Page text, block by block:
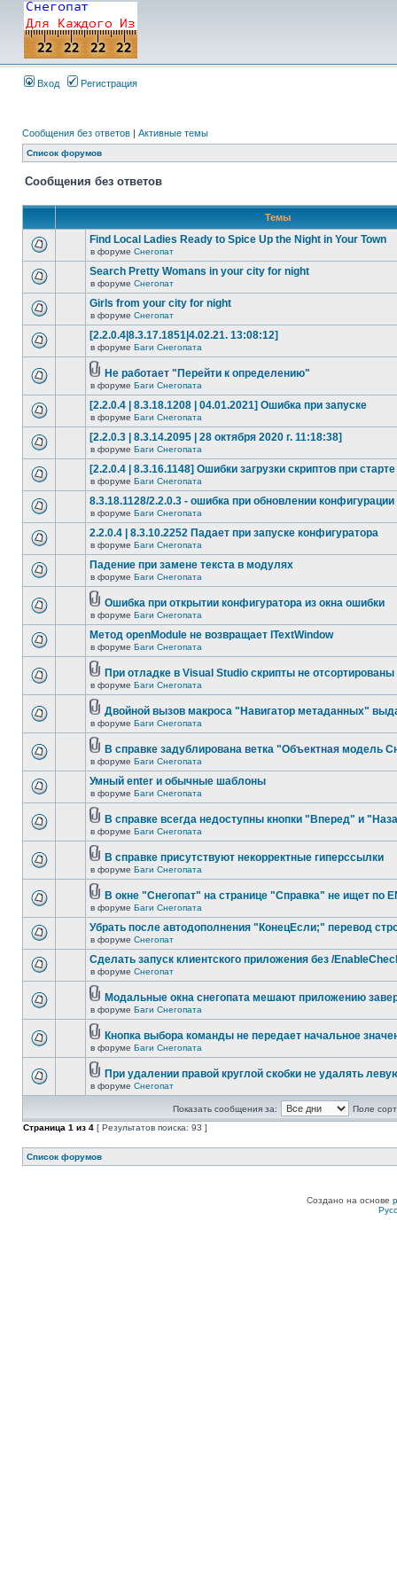
Вход Регистрация
Сообщения без ответов | Активные темы
Список форумов
Сообщения без ответов
Темы
Find Local Ladies Ready to Spice Up the Night in Your Town
в форуме Снегопат
Search Pretty Womans in your city for night
в форуме Снегопат
Girls from your city for night
в форуме Снегопат
[2.2.0.4|8.3.17.1851|4.02.21. 13:08:12]
в форуме Баги Снегопата
Не работает "Перейти к определению"
в форуме Баги Снегопата
[2.2.0.4 | 8.3.18.1208 | 04.01.2021] Ошибка при запуске
в форуме Баги Снегопата
[2.2.0.3 | 8.3.14.2095 | 28 октября 2020 г. 11:18:38]
в форуме Баги Снегопата
[2.2.0.4 | 8.3.16.1148] Ошибки загрузки скриптов при старте
в форуме Баги Снегопата
8.3.18.1128/2.2.0.3 - ошибка при обновлении конфигурации
в форуме Баги Снегопата
2.2.0.4 | 8.3.10.2252 Падает при запуске конфигуратора
в форуме Баги Снегопата
Падение при замене текста в модулях
в форуме Баги Снегопата
Ошибка при открытии конфигуратора из окна ошибки
в форуме Баги Снегопата
Метод openModule не возвращает ITextWindow
в форуме Баги Снегопата
При отладке в Visual Studio скрипты не отсортированы
в форуме Баги Снегопата
Двойной вызов макроса "Навигатор метаданных"
в форуме Баги Снегопата
В справке задублирована ветка "Объектная модель
в форуме Баги Снегопата
Умный enter и обычные шаблоны
в форуме Баги Снегопата
В справке всегда недоступны кнопки "Вперед" и
в форуме Баги Снегопата
В справке присутствуют некорректные гиперссылки
в форуме Баги Снегопата
В окне "Снегопат" на странице "Справка" не ищет по
в форуме Баги Снегопата
Убрать после автодополнения "КонецЕсли;" перевод
в форуме Снегопат
Cделать запуск клиентского приложения без /
в форуме Снегопат
Модальные окна снегопата мешают приложению
в форуме Баги Снегопата
Кнопка выбора команды не передает начальное
в форуме Баги Снегопата
При удалении правой круглой скобки не удалять
в форуме Снегопат
Показать сообщения за:
Поле
Страница 1 из 4 [ Результатов поиска: 93 ]
Список форумов
Создано на основе